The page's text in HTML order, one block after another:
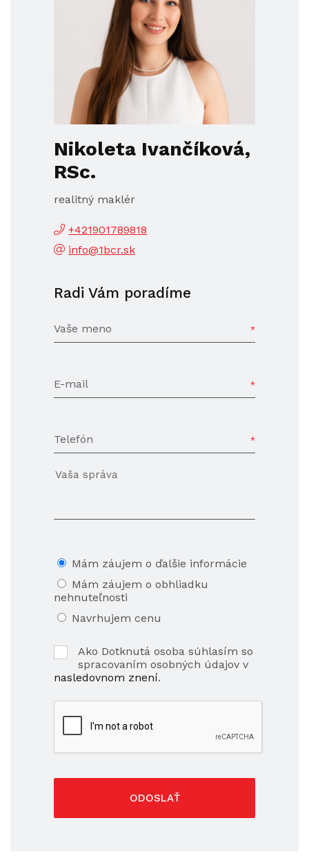
Nikoleta Ivančíková,
RSc.
realitný maklér
+421901789818
info@1bcr.sk
Radi Vám poradíme
Vaše meno
E-mail
Telefón
Mám záujem o ďalšie informácie
Mám záujem o obhliadku
nehnuteľnosti
Navrhujem cenu
Ako Dotknutá osoba súhlasím so
spracovaním osobných údajov v
nasledovnom znení.
ODOSLAŤ